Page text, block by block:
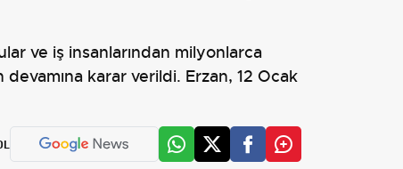
ve iş insanlarından milyonlarca
devamına karar verildi. Erzan, 12 Ocak